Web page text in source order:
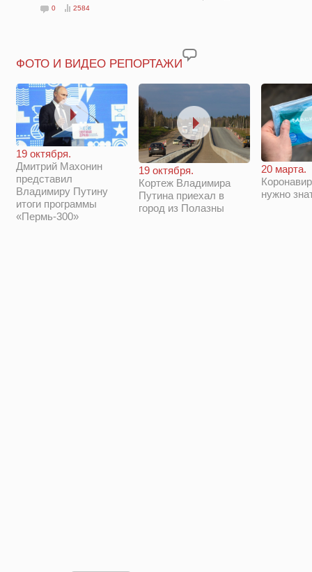
0 2584
ФОТО И ВИДЕО РЕПОРТАЖИ
19 октября.
Дмитрий Махонин
представил
Владимиру Путину
итоги программы
«Пермь-300»
19 октября.
Кортеж Владимира
Путина приехал в
город из Полазны
20 марта.
нужно